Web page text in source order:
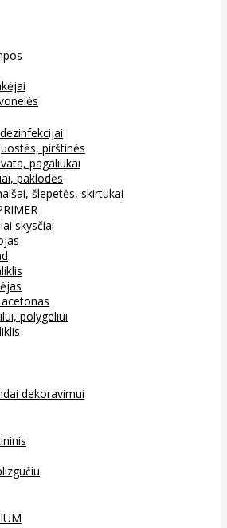
pirštinės
pagaliukai
paklodės
šlepetės, skirtukai
skysčiai
polygeliui
dekoravimui